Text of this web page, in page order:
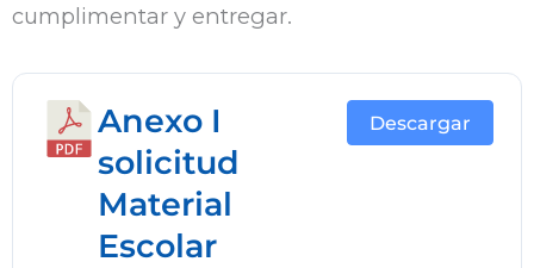
cumplimentar y entregar.
Anexo I
solicitud
Material
Escolar
Descargar